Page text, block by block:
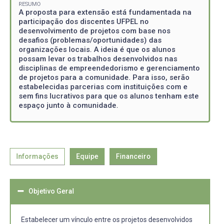
RESUMO
A proposta para extensão está fundamentada na
participação dos discentes UFPEL no
desenvolvimento de projetos com base nos
desafios (problemas/oportunidades) das
organizações locais. A ideia é que os alunos
possam levar os trabalhos desenvolvidos nas
disciplinas de empreendedorismo e gerenciamento
de projetos para a comunidade. Para isso, serão
estabelecidas parcerias com instituições com e
sem fins lucrativos para que os alunos tenham este
espaço junto à comunidade.
Informações Equipe Financeiro
Objetivo Geral
Estabelecer um vínculo entre os projetos desenvolvidos